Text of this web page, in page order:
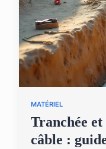
MATÉRIEL
Tranchée et
câble :